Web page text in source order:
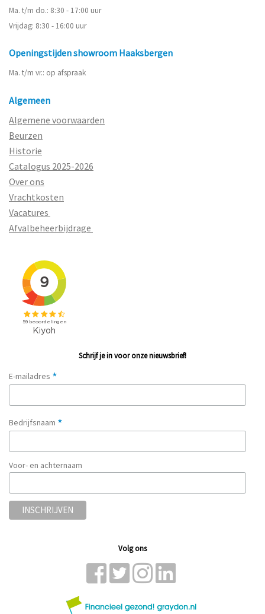
Ma. t/m do.: 8:30 - 17:00 uur
Vrijdag: 8:30 - 16:00 uur
Openingstijden showroom Haaksbergen
Ma. t/m vr.: op afspraak
Algemeen
Algemene voorwaarden
Beurzen
Historie
Catalogus 2025-2026
Over ons
Vrachtkosten
Vacatures
Afvalbeheerbijdrage
Schrijf je in voor onze nieuwsbrief!
E-mailadres *
Bedrijfsnaam *
Voor- en achternaam
Volg ons